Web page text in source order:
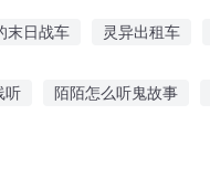
末日战车 灵异出租车
听 陌陌怎么听鬼故事